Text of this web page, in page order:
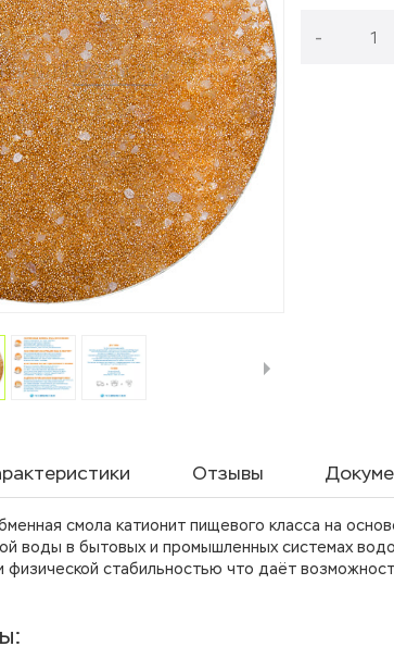
-
Отзывы
смола катионит пищевого класса на
воды в бытовых и промышленных системах
физической стабильностью что даёт